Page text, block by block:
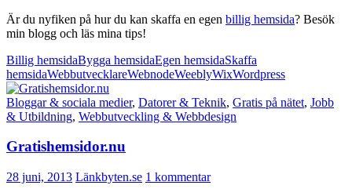
Är du nyfiken på hur du kan skaffa en egen billig hemsida? Besök
min blogg och läs mina tips!
Billig hemsidaBygga hemsidaEgen hemsidaSkaffa
hemsidaWebbutvecklareWebnodeWeeblyWixWordpress
Bloggar & sociala medier, Datorer & Teknik, Gratis på nätet, Jobb
& Utbildning, Webbutveckling & Webbdesign
Gratishemsidor.nu
28 juni, 2013 Länkbyten.se 1 kommentar